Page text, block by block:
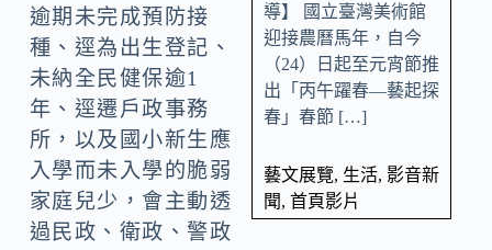
逾期未完成預防接
種、逕為出生登記、
未納全民健保逾1
年、逕遷戶政事務
所，以及國小新生應
入學而未入學的脆弱
家庭兒少，會主動透
過民政、衛政、警政
導】 國立臺灣美術館
迎接農曆馬年，自今
（24）日起至元宵節推
出「丙午躍春—藝起探
春」春節 […]
藝文展覽, 生活, 影音新
聞, 首頁影片